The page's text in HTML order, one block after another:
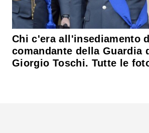
Chi c'era all'insediamento
comandante della Guardia
Giorgio Toschi. Tutte le